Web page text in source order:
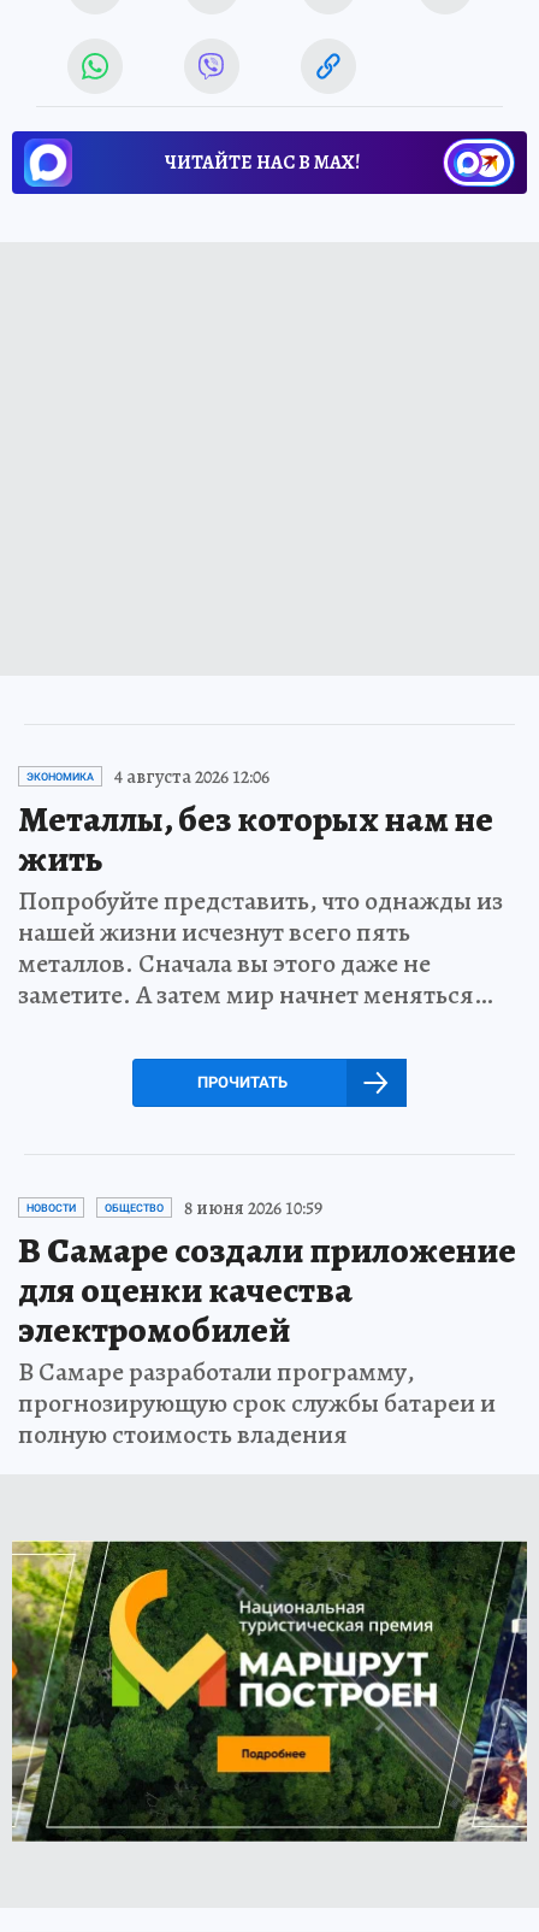
ЧИТАЙТЕ НАС В МАХ!
ЭКОНОМИКА 4 августа 2026 12:06
Металлы, без которых нам не
жить
Попробуйте представить, что однажды из
нашей жизни исчезнут всего пять
металлов. Сначала вы этого даже не
заметите. А затем мир начнет меняться…
ПРОЧИТАТЬ
НОВОСТИ ОБЩЕСТВО 8 июня 2026 10:59
В Самаре создали приложение
для оценки качества
электромобилей
В Самаре разработали программу,
прогнозирующую срок службы батареи и
полную стоимость владения